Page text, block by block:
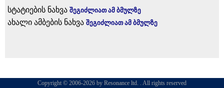
სტატიების ნახვა შეგიძლიათ ამ ბმულზე
ახალი ამბების ნახვა შეგიძლიათ ამ ბმულზე
Copyright © 2006-2026 by Resonance ltd. . All rights reserved